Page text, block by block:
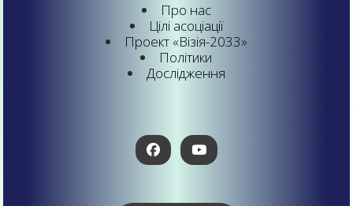
Про нас
Цілі асоціації
Проект «Візія-2033»
Політики
Дослідження